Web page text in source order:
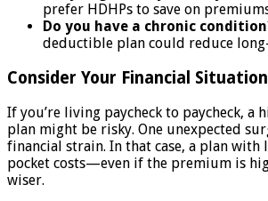
prefer HDHPs to save on
Do you have a chronic
deductible plan could reduce
Consider Your Financial Situation
If you’re living paycheck to paycheck, a
plan might be risky. One unexpected
financial strain. In that case, a plan with
pocket costs—even if the premium is
wiser.